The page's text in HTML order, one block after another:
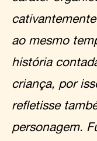
ao mesmo
história
criança, por
refletisse
personagem.